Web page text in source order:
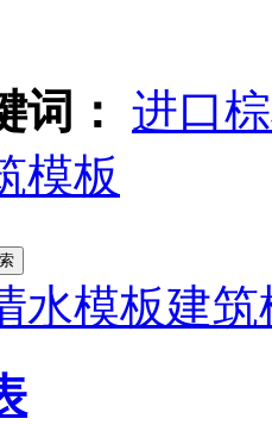
词： 进口
模板
水模板建筑